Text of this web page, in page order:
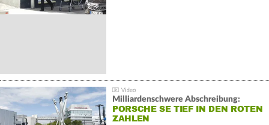
Milliardenschwere Abschreibung:
PORSCHE SE TIEF IN DEN ROTEN
ZAHLEN